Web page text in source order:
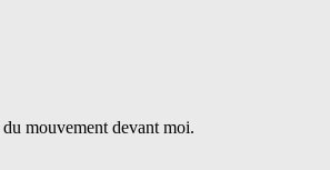
mouvement devant moi.